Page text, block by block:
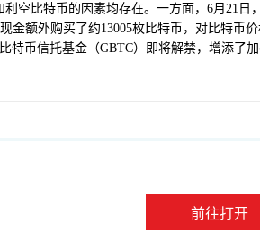
空比特币的因素均存在。一方面，6月21日
金额外购买了约13005枚比特币，对比特币
特币信托基金（GBTC）即将解禁，增添了
前往打开